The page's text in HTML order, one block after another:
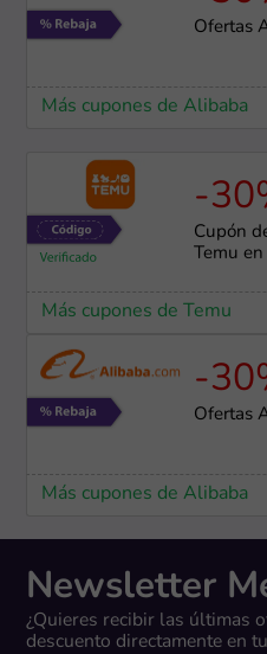
Ofertas
Más cupones de Alibaba
-
Cupón
Temu
Más cupones de Temu
-
Ofertas
Más cupones de Alibaba
Newsletter
¿Quieres recibir las últimas
descuento directamente en